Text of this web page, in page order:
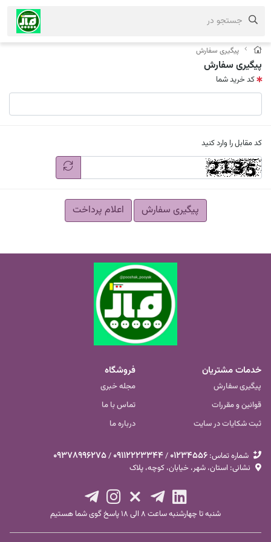
پیگیری سفارش
پیگیری سفارش
کد خرید شما
کد مقابل را وارد کنید
پیگیری سفارش اعلام پرداخت
خدمات مشتریان
پیگیری سفارش
قوانین و مقررات
ثبت شکایات در سایت
فروشگاه
مجله خبری
تماس با ما
درباره ما
شماره تماس‌: 01234556
/
09112223344
/
09378996275
نشانی: استان، شهر، خیابان، کوچه، پلاک
شنبه تا چهارشنبه ساعت ۸ الی ۱۸ پاسخ گوی شما هستیم
جستجو در